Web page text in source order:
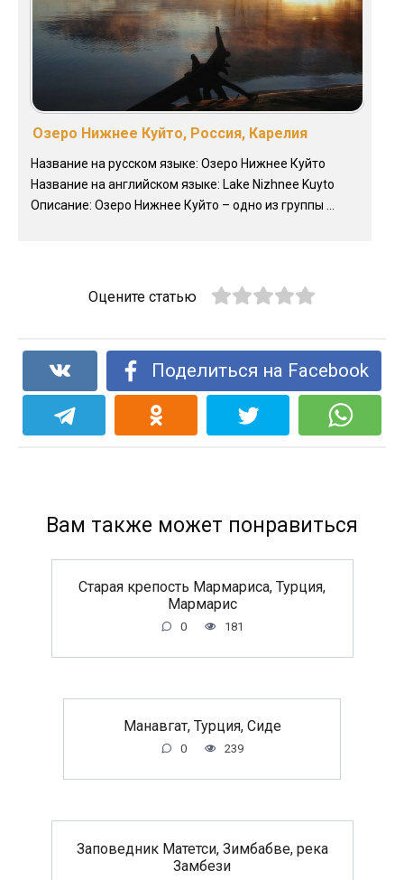
Озеро Нижнее Куйто, Россия, Карелия
Название на русском языке: Озеро Нижнее Куйто
Название на английском языке: Lake Nizhnee Kuyto
Описание: Озеро Нижнее Куйто – одно из группы ...
Оцените статью
Поделиться на Facebook
Вам также может понравиться
Старая крепость Мармариса, Турция,
Мармарис
0 181
Манавгат, Турция, Сиде
0 239
Заповедник Матетси, Зимбабве, река
Замбези